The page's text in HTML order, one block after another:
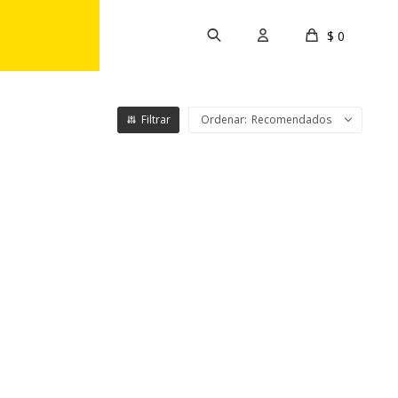
$ 0
Recomendados